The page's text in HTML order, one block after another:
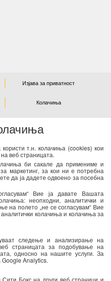
т.н. колачиња (cookies) кои
веб страницата.
би сакале да примениме и
маркетинг, за кои ни е потребна
да ја дадете одвоено за посебна
Вие ја давате Вашата
неопходни, аналитички и
на полето „не се согласувам“ Вие
колачиња и колачиња за
следење и анализирање на
страницата за подобување на
односно на нашите услуги. За
Google Analytics.
Бокс на други веб страници и
Изјава за приватност
Колачиња
користи моите лични
маркетинг
понуди) преку е-
во согласност со
заштитата на личните
Вашата согласност во
се достапни тука